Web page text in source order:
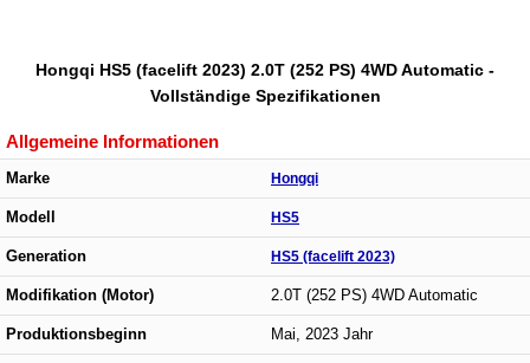
Hongqi HS5 (facelift 2023) 2.0T (252 PS) 4WD Automatic -
Vollständige Spezifikationen
Allgemeine Informationen
Marke Hongqi
Modell HS5
Generation HS5 (facelift 2023)
Modifikation (Motor) 2.0T (252 PS) 4WD Automatic
Produktionsbeginn Mai, 2023 Jahr